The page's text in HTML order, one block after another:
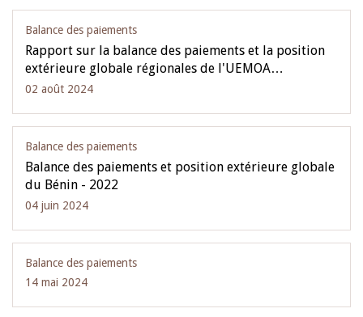
Balance des paiements
Rapport sur la balance des paiements et la position
extérieure globale régionales de l'UEMOA…
02 août 2024
Balance des paiements
Balance des paiements et position extérieure globale
du Bénin - 2022
04 juin 2024
Balance des paiements
14 mai 2024